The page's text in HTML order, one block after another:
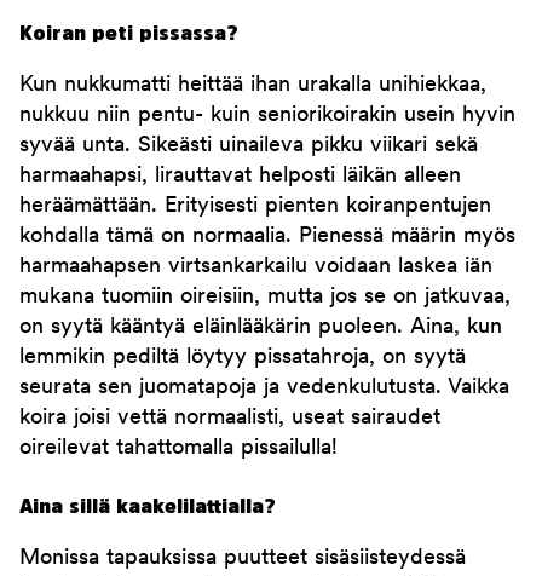
Koiran peti pissassa?
Kun nukkumatti heittää ihan urakalla unihiekkaa,
nukkuu niin pentu- kuin seniorikoirakin usein hyvin
syvää unta. Sikeästi uinaileva pikku viikari sekä
harmaahapsi, lirauttavat helposti läikän alleen
heräämättään. Erityisesti pienten koiranpentujen
kohdalla tämä on normaalia. Pienessä määrin myös
harmaahapsen virtsankarkailu voidaan laskea iän
mukana tuomiin oireisiin, mutta jos se on jatkuvaa,
on syytä kääntyä eläinlääkärin puoleen. Aina, kun
lemmikin pediltä löytyy pissatahroja, on syytä
seurata sen juomatapoja ja vedenkulutusta. Vaikka
koira joisi vettä normaalisti, useat sairaudet
oireilevat tahattomalla pissailulla!
Aina sillä kaakelilattialla?
Monissa tapauksissa puutteet sisäsiisteydessä